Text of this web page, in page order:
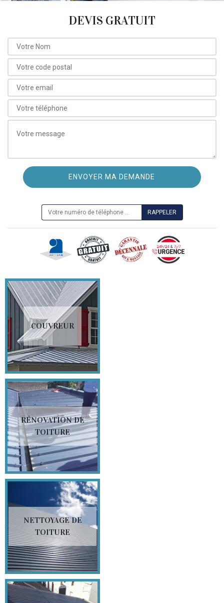
DEVIS GRATUIT
COUVREUR
RÉNOVATION DE
TOITURE
NETTOYAGE DE
TOITURE